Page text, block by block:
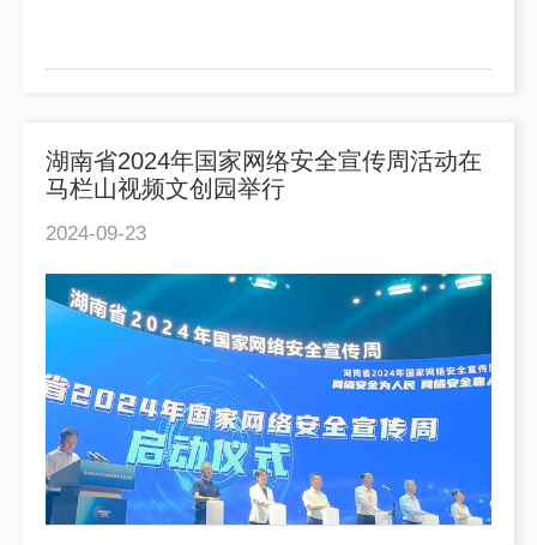
湖南省2024年国家网络安全宣传周活动在
马栏山视频文创园举行
2024-09-23